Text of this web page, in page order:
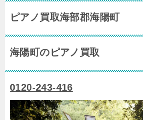
ピアノ買取海部郡海陽町
海陽町のピアノ買取
0120-243-416